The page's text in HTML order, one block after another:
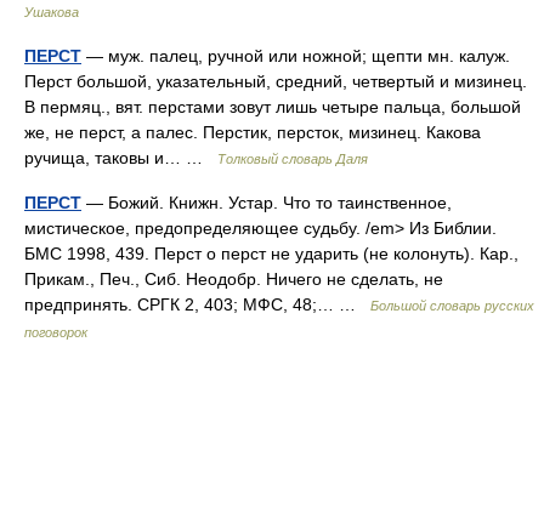
Ушакова
ПЕРСТ — муж. палец, ручной или ножной; щепти мн. калуж.
Перст большой, указательный, средний, четвертый и мизинец.
В пермяц., вят. перстами зовут лишь четыре пальца, большой
же, не перст, а палес. Перстик, персток, мизинец. Какова
ручища, таковы и… …
Толковый словарь Даля
ПЕРСТ — Божий. Книжн. Устар. Что то таинственное,
мистическое, предопределяющее судьбу. /em> Из Библии.
БМС 1998, 439. Перст о перст не ударить (не колонуть). Кар.,
Прикам., Печ., Сиб. Неодобр. Ничего не сделать, не
предпринять. СРГК 2, 403; МФС, 48;… …
Большой словарь русских
поговорок